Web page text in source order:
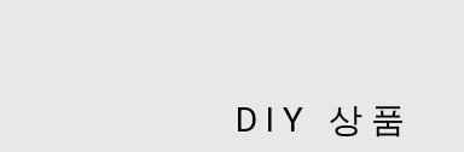
DIY 상품